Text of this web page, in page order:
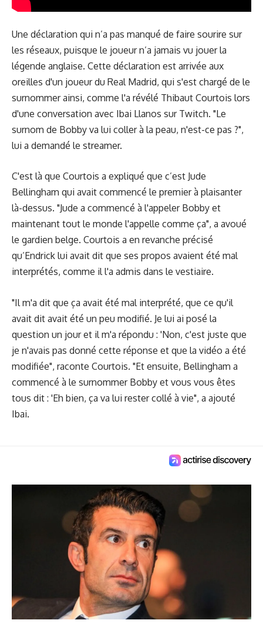
Une déclaration qui n’a pas manqué de faire sourire sur
les réseaux, puisque le joueur n’a jamais vu jouer la
légende anglaise. Cette déclaration est arrivée aux
oreilles d'un joueur du Real Madrid, qui s'est chargé de le
surnommer ainsi, comme l'a révélé Thibaut Courtois lors
d'une conversation avec Ibai Llanos sur Twitch. "Le
surnom de Bobby va lui coller à la peau, n'est-ce pas ?",
lui a demandé le streamer.
C'est là que Courtois a expliqué que c’est Jude
Bellingham qui avait commencé le premier à plaisanter
là-dessus. "Jude a commencé à l'appeler Bobby et
maintenant tout le monde l'appelle comme ça", a avoué
le gardien belge. Courtois a en revanche précisé
qu’Endrick lui avait dit que ses propos avaient été mal
interprétés, comme il l'a admis dans le vestiaire.
"Il m'a dit que ça avait été mal interprété, que ce qu'il
avait dit avait été un peu modifié. Je lui ai posé la
question un jour et il m'a répondu : 'Non, c'est juste que
je n'avais pas donné cette réponse et que la vidéo a été
modifiée", raconte Courtois. "Et ensuite, Bellingham a
commencé à le surnommer Bobby et vous vous êtes
tous dit : 'Eh bien, ça va lui rester collé à vie", a ajouté
Ibai.